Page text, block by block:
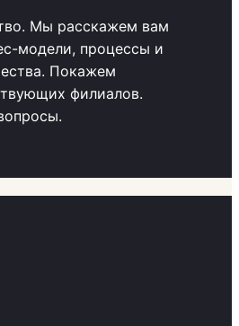
Мы расскажем вам
модели, процессы и
Покажем
филиалов.